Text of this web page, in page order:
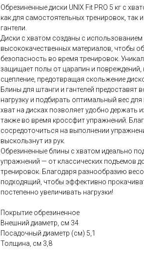
Обрезиненные диски UNIX Fit PRO 5 кг с
как для самостоятельных тренировок, так
гантели.
Диски с хватом созданы с использованием
высококачественных материалов, чтобы
безопасность во время тренировок.
защищает полы от царапин и повреждений,
сцепление, предотвращая скольжение
Блины для штанги и гантелей
нагрузку и подбирать оптимальный вес
хват на дисках позволяет удобно держать
также во время кроссфит упражнений.
сосредоточиться на выполнении
выскользнут из рук.
Обрезиненные блины с хватом идеально
упражнений — от классических подъемов
тренировок. Благодаря разнообразию
подходящий, чтобы эффективно
постепенно увеличивать нагрузки!
Покрытие обрезиненное
Внешний диаметр, см 34
Посадочный диаметр (см) 5,1
Толщина, см 3,8